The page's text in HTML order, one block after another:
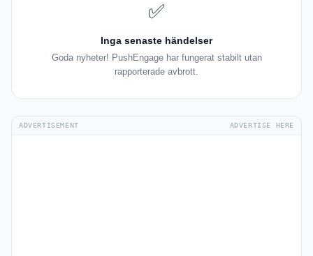
✅
Inga senaste händelser
Goda nyheter! PushEngage har fungerat stabilt utan
rapporterade avbrott.
ADVERTISEMENT ADVERTISE HERE